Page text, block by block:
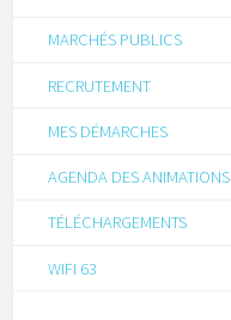
MARCHÉS PUBLICS
RECRUTEMENT
MES DÉMARCHES
AGENDA DES ANIMATIONS
TÉLÉCHARGEMENTS
WIFI 63